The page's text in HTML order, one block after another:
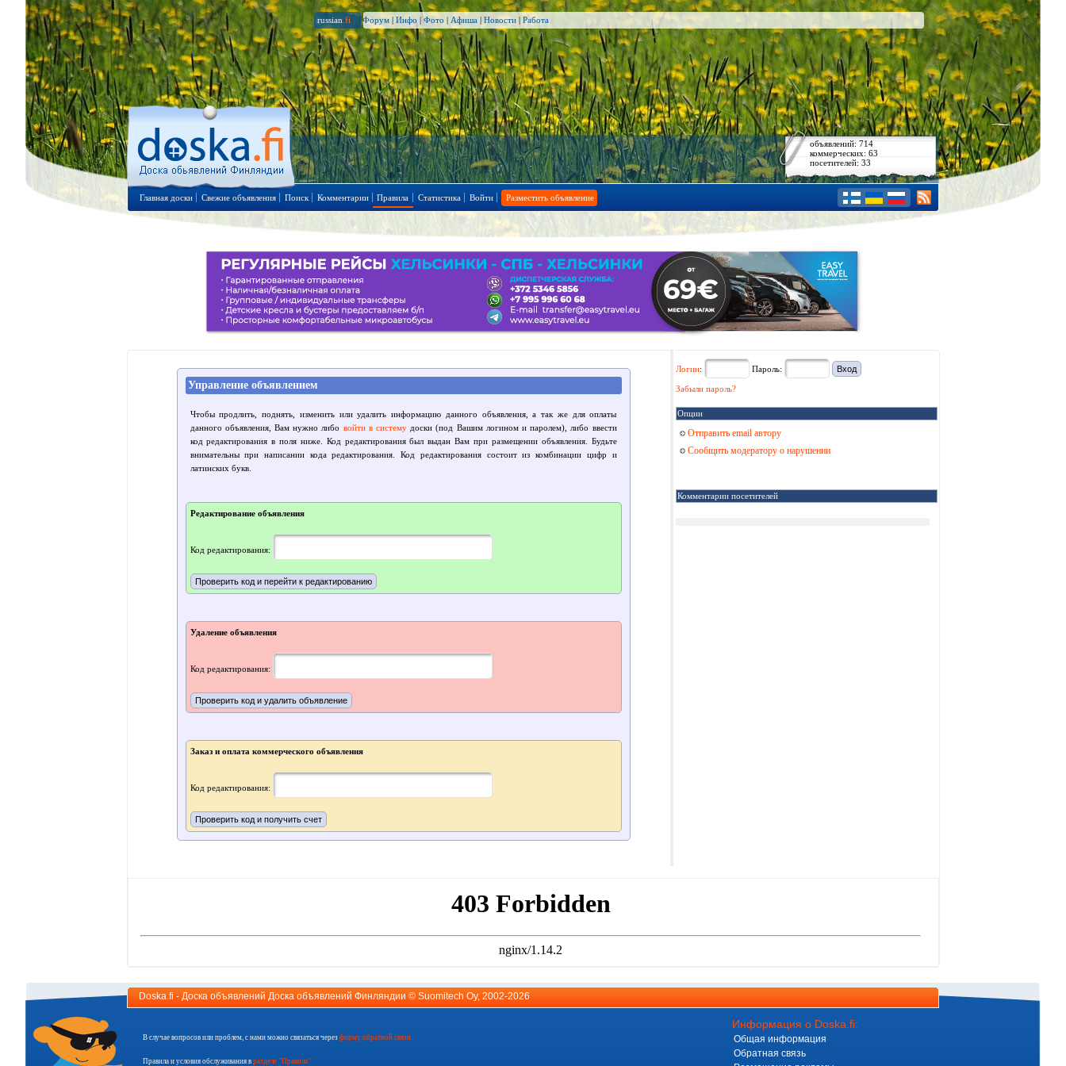
russian .fi Форум | Инфо | Фото | Афиша | Новости | Работа
объявлений: 714
коммерческих: 63
посетителей: 33
Главная доски Свежие объявления Поиск Комментарии Правила Статистика Войти Разместить объявление
Управление объявлением
Чтобы продлить, поднять, изменить или удалить информацию данного объявления, а так же для оплаты
данного объявления, Вам нужно либо войти в системудоски (под Вашим логином и паролем), либо ввести
код редактирования в поля ниже. Код редактирования был выдан Вам при размещении объявления. Будьте
внимательны при написании кода редактирования. Код редактирования состоит из комбинации цифр и
латинских букв.
Редактирование объявления
Код редактирования:
Удаление объявления
Код редактирования:
Заказ и оплата коммерческого объявления
Код редактирования:
Логин: Пароль:
Забыли пароль?
Опции
Отправить email автору
Сообщить модератору о нарушении
Комментарии посетителей
Doska.fi - Доска объявлений Доска объявлений Финляндии © Suomitech Oy, 2002-2026
В случае вопросов или проблем, с нами можно связаться через форму обратной связи
Правила и условия обслуживания в разделе "Правила"
Информация о Doska.fi:
Общая информация
Обратная связь